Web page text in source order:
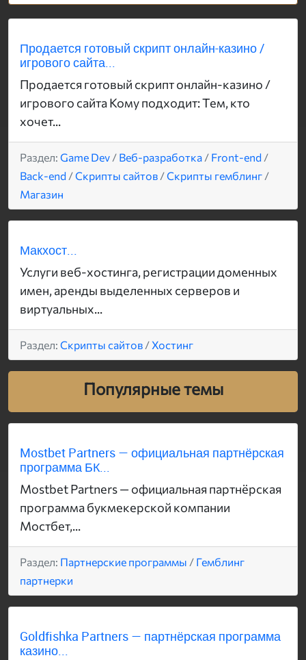
Продается готовый скрипт онлайн-казино /
игрового сайта...
Продается готовый скрипт онлайн-казино /
игрового сайта Кому подходит: Тем, кто
хочет...
Раздел: Game Dev / Веб-разработка / Front-end /
Back-end /Скрипты сайтов /Скрипты гемблинг /
Магазин
Макхост...
Услуги веб-хостинга, регистрации доменных
имен, аренды выделенных серверов и
виртуальных...
Раздел: Скрипты сайтов /Хостинг
Популярные темы
Mostbet Partners — официальная партнёрская
программа БК...
Mostbet Partners — официальная партнёрская
программа букмекерской компании
Мостбет,...
Раздел: Партнерские программы / Гемблинг
партнерки
Goldfishka Partners — партнёрская программа
казино...